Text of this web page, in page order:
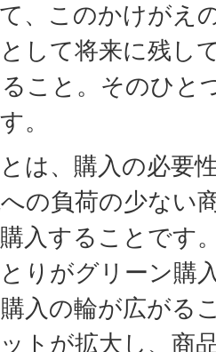
、このかけがえ
して将来に残し
こと。そのひと
。
は、購入の必要
の負荷の少ない
入することです
りがグリーン購
入の輪が広がる
トが拡大し、商